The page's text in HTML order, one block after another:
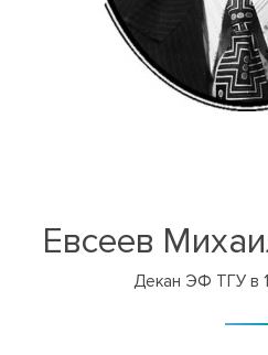
Евсеев
Декан ЭФ ТГУ в